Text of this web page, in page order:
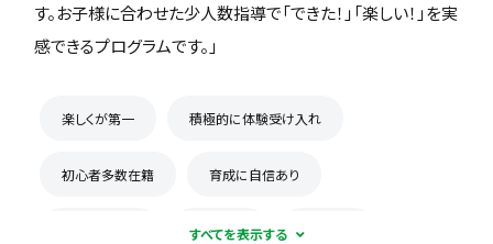
す。お子様に合わせた少人数指導で「できた！」「楽しい！」を実
感できるプログラムです。」
楽しくが第一 積極的に体験受け入れ
初心者多数在籍 育成に自信あり
体験無料 見学可能